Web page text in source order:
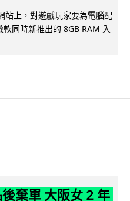
上，對遊戲玩家要為電腦配
同時新推出的 8GB RAM 入
棄單 大阪女 2 年